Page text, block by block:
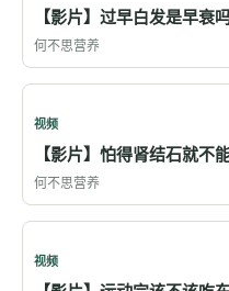
【影片】过早白发是早衰
何不思营养
视频
【影片】怕得肾结石就不
何不思营养
视频